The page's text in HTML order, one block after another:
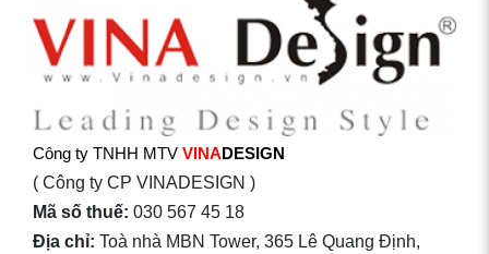
Công ty TNHH MTV VINADESIGN
( Công ty CP VINADESIGN )
Mã số thuế: 030 567 45 18
Địa chỉ: Toà nhà MBN Tower, 365 Lê Quang Định,